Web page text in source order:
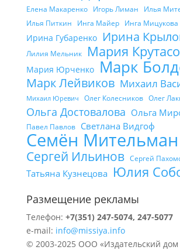
Елена Макаренко Игорь Лиман
Илья
Илья Питкин
Инга Майер Инга Мицукова
Ирина Губаренко Ирина
Лилия Мельник Мария
Мария Юрченко Марк
Марк Лейвиков Михаил
Михаил Юревич Олег Колесников Олег
Ольга Достовалова Ольга
Павел Павлов Светлана Видгоф
Семён Мительман
Сергей Ильинов Сергей
Татьяна Кузнецова Юлия
Размещение рекламы
Телефон: +7(351) 247-5074, 247-5077
e-mail: info@missiya.info
© 2003-2025 ООО «Издательский дом